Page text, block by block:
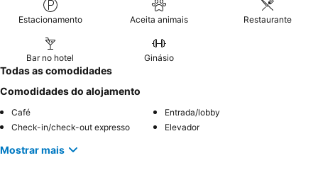
Estacionamento Aceita animais Restaurante
Bar no hotel Ginásio
Todas as comodidades
Comodidades do alojamento
Café
Entrada/lobby
Check-in/check-out expresso
Elevador
Mostrar mais